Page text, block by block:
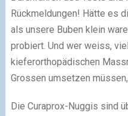
Rückmeldungen! Hätte es
als unsere Buben klein
probiert. Und wer weiss,
kieferorthopädischen
Grossen umsetzen
Die Curaprox-Nuggis sind